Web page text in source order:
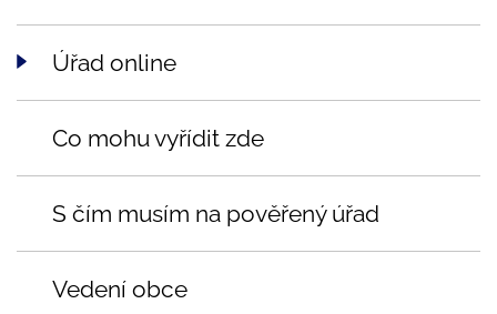
Úřad online
Co mohu vyřídit zde
S čím musím na pověřený úřad
Vedení obce